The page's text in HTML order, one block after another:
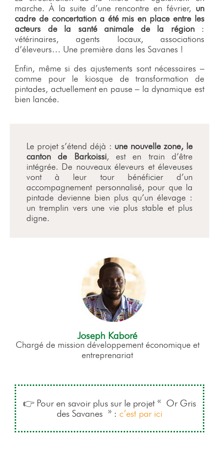
marche. À la suite d’une rencontre en février, un
cadre de concertation a été mis en place entre les
acteurs de la santé animale de la région:
vétérinaires, agents locaux, associations
d’éleveurs… Une première dans les Savanes !
Enfin, même si des ajustements sont nécessaires –
comme pour le kiosque de transformation de
pintades, actuellement en pause – la dynamique est
bien lancée.
Le projet s’étend déjà : une nouvelle zone, le
canton de Barkoissi, est en train d’être
intégrée. De nouveaux éleveurs et éleveuses
vont à leur tour bénéficier d’un
accompagnement personnalisé, pour que la
pintade devienne bien plus qu’un élevage :
un tremplin vers une vie plus stable et plus
digne.
Joseph Kaboré
Chargé de mission développement économique et
entreprenariat
👉 Pour en savoir plus sur le projet « Or Gris
des Savanes » : c’est par ici